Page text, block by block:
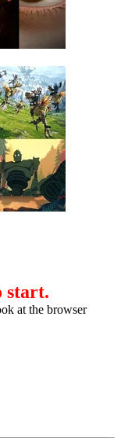
start.
at the browser